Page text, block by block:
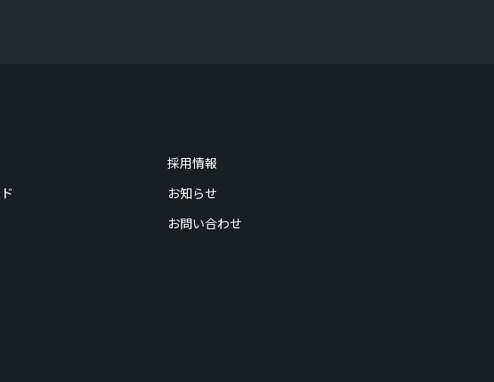
採用情報
お知らせ
お問い合わせ